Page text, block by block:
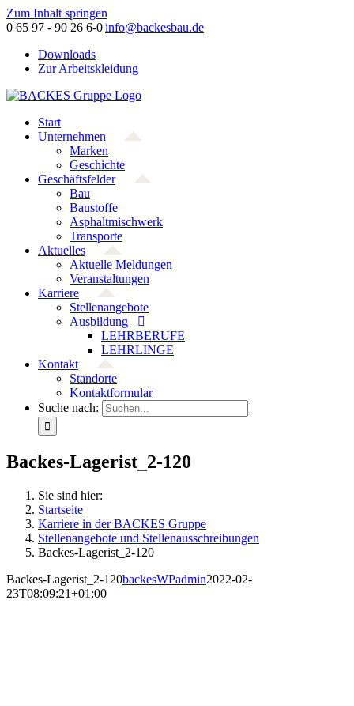
Zum Inhalt springen
0 65 97 - 90 26 6-0|info@backesbau.de
Downloads
Zur Arbeitskleidung
Start
Unternehmen
Marken
Geschichte
Geschäftsfelder
Bau
Baustoffe
Asphaltmischwerk
Transporte
Aktuelles
Aktuelle Meldungen
Veranstaltungen
Karriere
Stellenangebote
Ausbildung
LEHRBERUFE
LEHRLINGE
Kontakt
Standorte
Kontaktformular
Suche nach:
Backes-Lagerist_2-120
Sie sind hier:
Startseite
Karriere in der BACKES Gruppe
Stellenangebote und Stellenausschreibungen
Backes-Lagerist_2-120
Backes-Lagerist_2-120backesWPadmin2022-02-
23T08:09:21+01:00